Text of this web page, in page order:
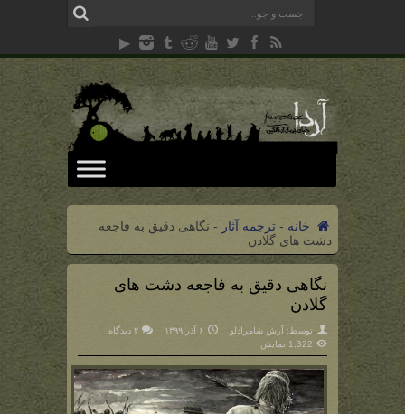
خانه - ترجمه آثار - نگاهی دقیق به فاجعه
دشت های گلادن
نگاهی دقیق به فاجعه دشت های
گلادن
توسط: آرش شامرادلو ۶ آذر ۱۳۹۹
۲ دیدگاه
1,322 نمایش